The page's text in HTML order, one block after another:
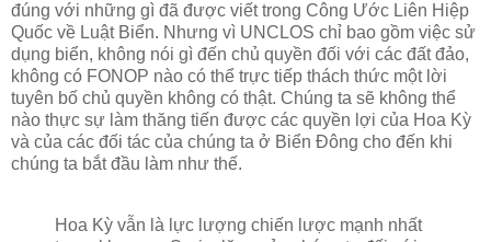
đúng với những gì đã được viết trong Công Ước Liên Hiệp
Quốc về Luật Biển. Nhưng vì UNCLOS chỉ bao gồm việc sử
dụng biển, không nói gì đến chủ quyền đối với các đất đảo,
không có FONOP nào có thể trực tiếp thách thức một lời
tuyên bố chủ quyền không có thật. Chúng ta sẽ không thể
nào thực sự làm thăng tiến được các quyền lợi của Hoa Kỳ
và của các đối tác của chúng ta ở Biển Đông cho đến khi
chúng ta bắt đầu làm như thế.
Hoa Kỳ vẫn là lực lượng chiến lược mạnh nhất